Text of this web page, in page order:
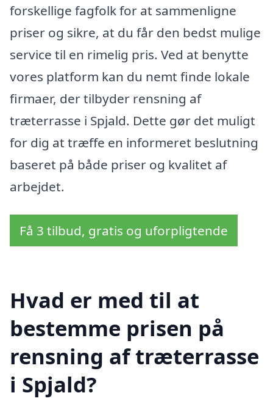
forskellige fagfolk for at sammenligne
priser og sikre, at du får den bedst mulige
service til en rimelig pris. Ved at benytte
vores platform kan du nemt finde lokale
firmaer, der tilbyder rensning af
træterrasse i Spjald. Dette gør det muligt
for dig at træffe en informeret beslutning
baseret på både priser og kvalitet af
arbejdet.
Få 3 tilbud, gratis og uforpligtende
Hvad er med til at
bestemme prisen på
rensning af træterrasse
i Spjald?